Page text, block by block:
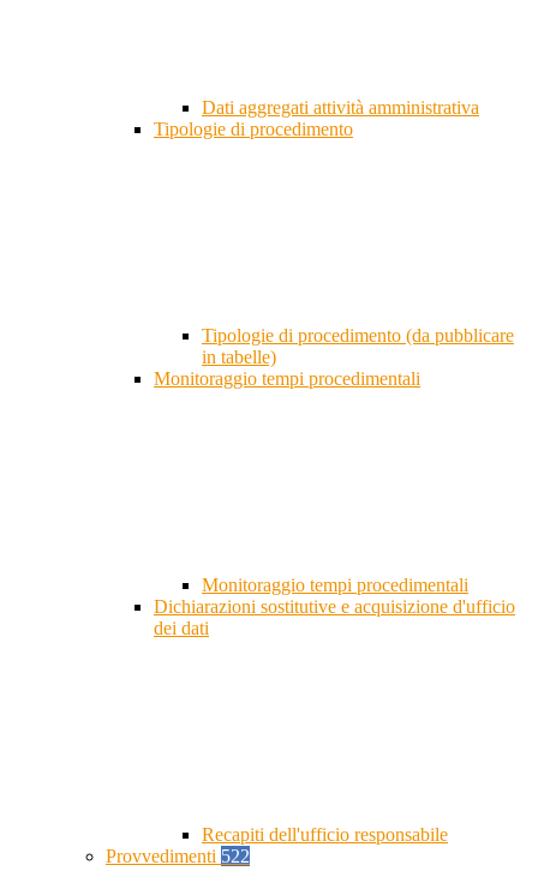
Dati aggregati attività amministrativa
Tipologie di procedimento
Tipologie di procedimento (da pubblicare
in tabelle)
Monitoraggio tempi procedimentali
Monitoraggio tempi procedimentali
Dichiarazioni sostitutive e acquisizione d'ufficio
dei dati
Recapiti dell'ufficio responsabile
Provvedimenti 522